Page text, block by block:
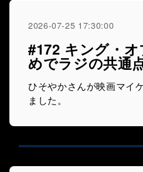
2026-07-25 17:30:00
#172 キング・
めでラジの共通
ひそやかさんが映画マイ
ました。